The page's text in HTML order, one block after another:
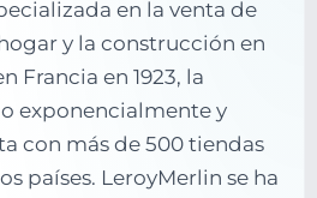
en la venta de
y la construcción en
Francia en 1923, la
exponencialmente y
con más de 500 tiendas
países. LeroyMerlin se ha